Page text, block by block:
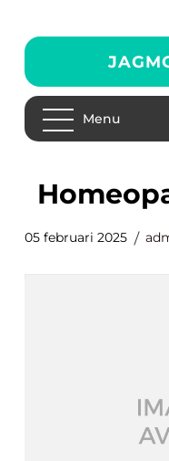
Menu
05 februari 2025